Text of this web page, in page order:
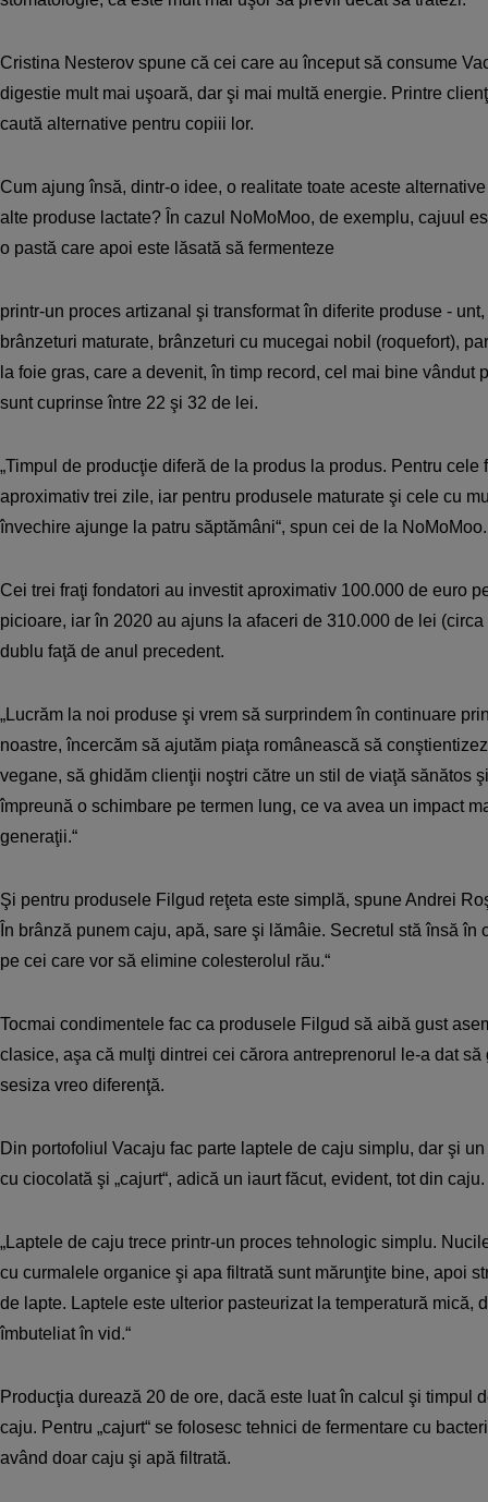
Cristina Nesterov spune că cei care au început să consume
digestie mult mai uşoară, dar şi mai multă energie. Printre
caută alternative pentru copiii lor.
Cum ajung însă, dintr-o idee, o realitate toate aceste
alte produse lactate? În cazul NoMoMoo, de exemplu, cajuul
o pastă care apoi este lăsată să fermenteze
printr-un proces artizanal şi transformat în diferite produse -
brânzeturi maturate, brânzeturi cu mucegai nobil (roquefort),
la foie gras, care a devenit, în timp record, cel mai bine vândut
sunt cuprinse între 22 şi 32 de lei.
„Timpul de producţie diferă de la produs la produs. Pentru cele
aproximativ trei zile, iar pentru produsele maturate şi cele cu
învechire ajunge la patru săptămâni“, spun cei de la NoMoMoo.
Cei trei fraţi fondatori au investit aproximativ 100.000 de euro
picioare, iar în 2020 au ajuns la afaceri de 310.000 de lei
dublu faţă de anul precedent.
„Lucrăm la noi produse şi vrem să surprindem în continuare
noastre, încercăm să ajutăm piaţa românească să
vegane, să ghidăm clienţii noştri către un stil de viaţă sănătos
împreună o schimbare pe termen lung, ce va avea un impact
generaţii.“
Şi pentru produsele Filgud reţeta este simplă, spune Andrei
În brânză punem caju, apă, sare şi lămâie. Secretul stă însă în
pe cei care vor să elimine colesterolul rău.“
Tocmai condimentele fac ca produsele Filgud să aibă gust
clasice, aşa că mulţi dintrei cei cărora antreprenorul le-a dat să
sesiza vreo diferenţă.
Din portofoliul Vacaju fac parte laptele de caju simplu, dar şi
cu ciocolată şi „cajurt“, adică un iaurt făcut, evident, tot din
„Laptele de caju trece printr-un proces tehnologic simplu.
cu curmalele organice şi apa filtrată sunt mărunţite bine, apoi
de lapte. Laptele este ulterior pasteurizat la temperatură mică,
îmbuteliat în vid.“
Producţia durează 20 de ore, dacă este luat în calcul şi timpul
caju. Pentru „cajurt“ se folosesc tehnici de fermentare cu
având doar caju şi apă filtrată.